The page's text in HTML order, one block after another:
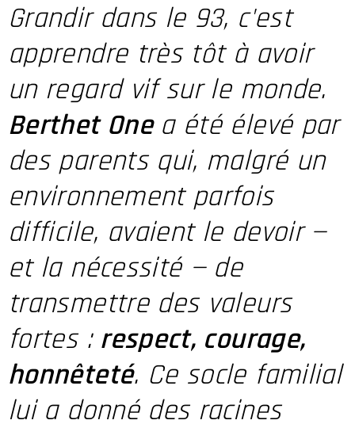
Grandir dans le 93, c'est
apprendre très tôt à avoir
un regard vif sur le monde.
Berthet One a été élevé par
des parents qui, malgré un
environnement parfois
difficile, avaient le devoir —
et la nécessité — de
transmettre des valeurs
fortes : respect, courage,
honnêteté. Ce socle familial
lui a donné des racines